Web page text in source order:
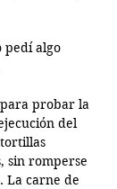
pedí algo
para probar la
del
sin romperse
La carne de